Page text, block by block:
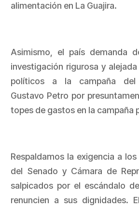
alimentación en La Guajira.
Asimismo, el país demanda
investigación rigurosa y
políticos a la campaña del
Gustavo Petro por
topes de gastos en la campaña
Respaldamos la exigencia a
del Senado y Cámara de
salpicados por el escándalo
renuncien a sus dignidades.